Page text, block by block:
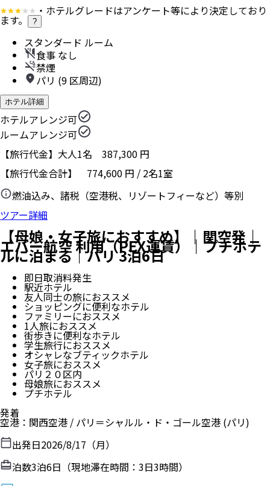
・ホテルグレードはアンケート等により決定しており
ます。 ?
スタンダード ルーム
食事 なし
禁煙
パリ (9 区周辺)
ホテル詳細
ホテルアレンジ可
ルームアレンジ可
【旅行代金】大人1名 387,300 円
【旅行代金合計】 774,600 円 / 2名1室
燃油込み、諸税（空港税、リゾートフィーなど）等別
ツアー詳細
【母娘・女子旅におすすめ】｜関空発｜
エバー航空 利用（PEX運賃）｜プチホテ
ルに泊まる｜パリ 3泊6日
即日取消料発生
駅近ホテル
友人同士の旅におススメ
ショッピングに便利なホテル
ファミリーにおススメ
1人旅におススメ
街歩きに便利なホテル
学生旅行におススメ
オシャレなブティックホテル
女子旅におススメ
パリ２０区内
母娘旅におススメ
プチホテル
発着
空港 ： 関西空港 / パリ＝シャルル・ド・ゴール空港 (パリ)
出発日2026/8/17（月）
泊数3泊6日（現地滞在時間： 3日3時間）